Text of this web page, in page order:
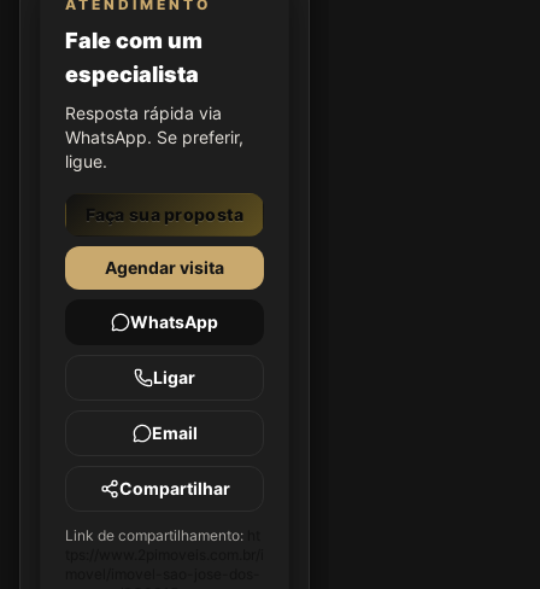
ATENDIMENTO
Fale com um
especialista
Resposta rápida via
WhatsApp. Se preferir,
ligue.
Faça sua proposta
Agendar visita
WhatsApp
Ligar
Email
Compartilhar
Link de compartilhamento: